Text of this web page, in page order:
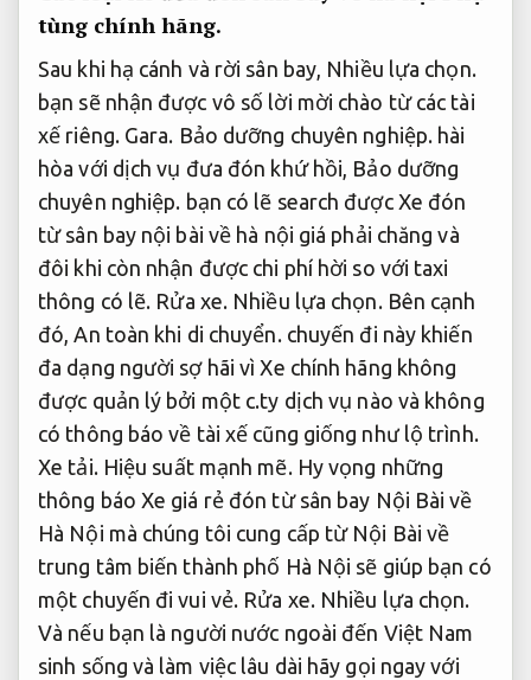
tùng chính hãng.
Sau khi hạ cánh và rời sân bay, Nhiều lựa chọn.
bạn sẽ nhận được vô số lời mời chào từ các tài
xế riêng. Gara. Bảo dưỡng chuyên nghiệp. hài
hòa với dịch vụ đưa đón khứ hồi, Bảo dưỡng
chuyên nghiệp. bạn có lẽ search được Xe đón
từ sân bay nội bài về hà nội giá phải chăng và
đôi khi còn nhận được chi phí hời so với taxi
thông có lẽ. Rửa xe. Nhiều lựa chọn.Bên cạnh
đó,An toàn khi di chuyển.chuyến đi này khiến
đa dạng người sợ hãi vì Xe chính hãng không
được quản lý bởi một c.ty dịch vụ nào và không
có thông báo về tài xế cũng giống như lộ trình.
Xe tải. Hiệu suất mạnh mẽ.Hy vọng những
thông báo Xe giá rẻ đón từ sân bay Nội Bài về
Hà Nội mà chúng tôi cung cấp từ Nội Bài về
trung tâm biến thành phố Hà Nội sẽ giúp bạn có
một chuyến đi vui vẻ. Rửa xe. Nhiều lựa chọn.
Và nếu bạn là người nước ngoài đến Việt Nam
sinh sống và làm việc lâu dài hãy gọi ngay với